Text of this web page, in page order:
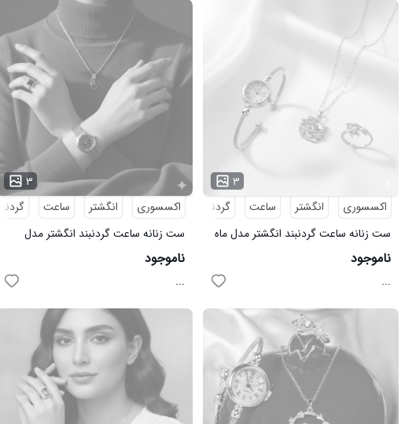
۳
اکسسوری
انگشتر ساعت
گردنبند
ست زنانه ساعت گردنبند انگشتر مدل ماه
ستاره نقره ای صورتی
ناموجود
...
۳
اکسسوری
انگشتر ساعت
گردنبند
ست زنانه ساعت گردنبند انگشتر مدل
Van Cleef طلایی
ناموجود
...